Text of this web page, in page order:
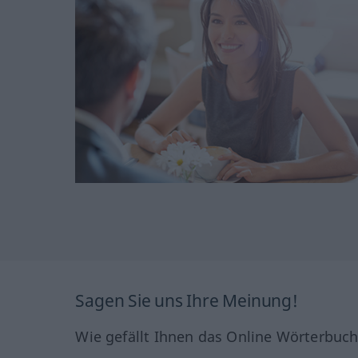
Sagen Sie uns Ihre Meinung!
Wie gefällt Ihnen das Online